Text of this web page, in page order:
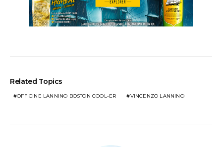
Related Topics
OFFICINE LANNINO BOSTON COOL-ER VINCENZO LANNINO